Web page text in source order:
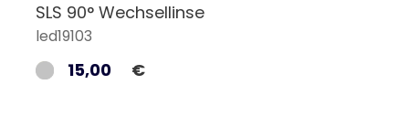
SLS 90° Wechsellinse
led19103
15,00 €